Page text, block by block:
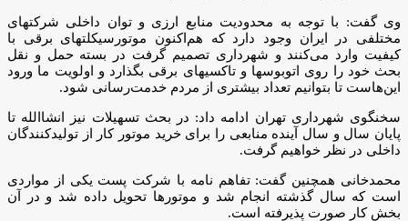
وی گفت: با توجه به محدودیت منابع ارزی و توان داخلی شرکتهای
مختلفی در ایران وجود دارد که هم‌اکنون موتورسیکلتهای برقی با
کیفیت وارد می‌کنند و شهرداری تصمیم گرفت در بسته حمل و نقل
بحث خود را روی اتوبوسها و تاکسیهای برقی بگذارد و اولویت ما ورود
این‌هاست تا بتوانیم تعداد بیشتری از مردم خدمت‌رسانی شود.
سخنگوی شهرداری تهران ادامه داد: در بحث تسهیلات نیز انشاالله تا
پایان سال و سال آینده منابعی را برای خرید موتور کار از تولیدکنندگان
داخلی در نظر خواهیم گرفت.
محمدخانی همچنین گفت: تفاهم نامه با شرکت پست یکی از مواردی
است که سال گذشته انجام شد و موتورها تحویل داده شد و در آن
بخش کار صورت پذیرفته است.